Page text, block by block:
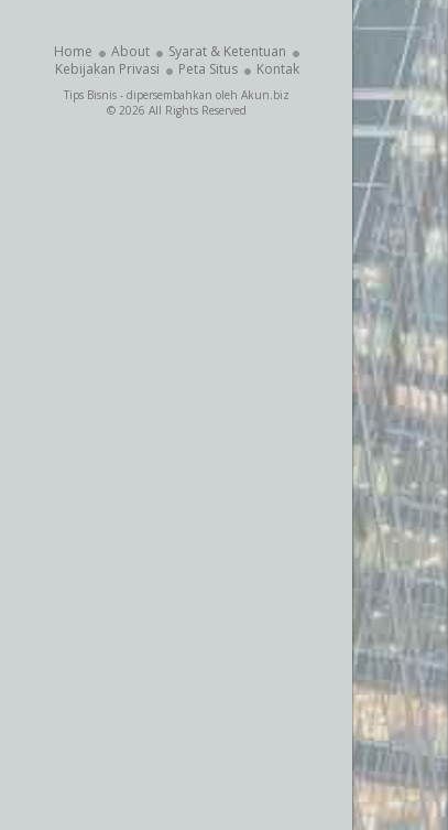
Home About
Syarat & Ketentuan
Kebijakan Privasi
Peta Situs Kontak
Tips Bisnis- dipersembahkan oleh Akun.biz
© 2026 All Rights Reserved